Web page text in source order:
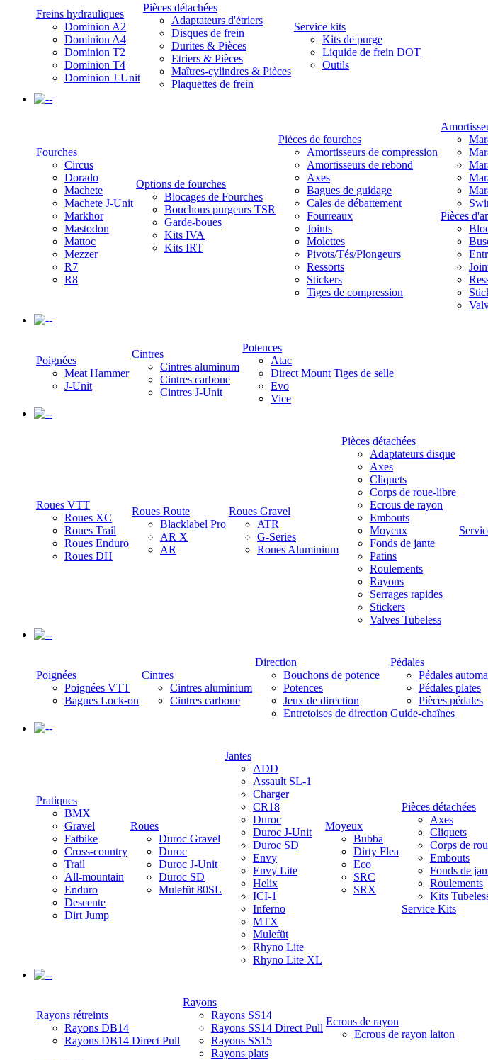
Freins hydrauliques
Dominion A2
Dominion A4
Dominion T2
Dominion T4
Dominion J-Unit
Pièces détachées
Adaptateurs d'étriers
Disques de frein
Durites & Pièces
Etriers & Pièces
Maîtres-cylindres & Pièces
Plaquettes de frein
Service kits
Kits de purge
Liquide de frein DOT
Outils
-
Fourches
Circus
Dorado
Machete
Machete J-Unit
Markhor
Mastodon
Mattoc
Mezzer
R7
R8
Options de fourches
Blocages de Fourches
Bouchons purgeurs TSR
Garde-boues
Kits IVA
Kits IRT
Pièces de fourches
Amortisseurs de compression
Amortisseurs de rebond
Axes
Bagues de guidage
Cales de débattement
Fourreaux
Joints
Molettes
Pivots/Tés/Plongeurs
Ressorts
Stickers
Tiges de compression
Pièces
-
Poignées
Meat Hammer
J-Unit
Cintres
Cintres aluminum
Cintres carbone
Cintres J-Unit
Potences
Atac
Direct Mount
Evo
Vice
Tiges de selle
-
Roues VTT
Roues XC
Roues Trail
Roues Enduro
Roues DH
Roues Route
Blacklabel Pro
AR X
AR
Roues Gravel
ATR
G-Series
Roues Aluminium
Pièces détachées
Adaptateurs disque
Axes
Cliquets
Corps de roue-libre
Ecrous de rayon
Embouts
Moyeux
Fonds de jante
Patins
Roulements
Rayons
Serrages rapides
Stickers
Valves Tubeless
-
Poignées
Poignées VTT
Bagues Lock-on
Cintres
Cintres aluminium
Cintres carbone
Direction
Bouchons de potence
Potences
Jeux de direction
Entretoises de direction
Pédales
Pédales
Pédales plates
Pièces pédales
Guide-chaînes
-
Pratiques
BMX
Gravel
Fatbike
Cross-country
Trail
All-mountain
Enduro
Descente
Dirt Jump
Roues
Duroc Gravel
Duroc
Duroc J-Unit
Duroc SD
Mulefüt 80SL
Jantes
ADD
Assault SL-1
Charger
CR18
Duroc
Duroc J-Unit
Duroc SD
Envy
Envy Lite
Helix
ICI-1
Inferno
MTX
Mulefüt
Rhyno Lite
Rhyno Lite XL
Moyeux
Bubba
Dirty Flea
Eco
SRC
SRX
Pièces détachées
Axes
Cliquets
Corps de
Embouts
Fonds de
Roulements
Kits
Service Kits
-
Rayons rétreints
Rayons DB14
Rayons DB14 Direct Pull
Rayons
Rayons SS14
Rayons SS14 Direct Pull
Rayons SS15
Rayons plats
Ecrous de rayon
Ecrous de rayon laiton